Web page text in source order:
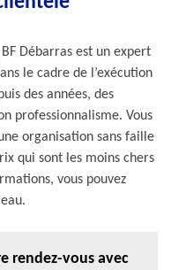
Débarras est un expert
le cadre de l’exécution
des années, des
professionnalisme. Vous
organisation sans faille
qui sont les moins chers
vous pouvez
rendez-vous avec